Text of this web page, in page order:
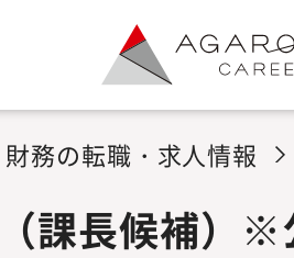
務の転職・求人情報
課長候補）※